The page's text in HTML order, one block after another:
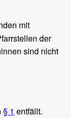
mit
der
sind nicht
§ 1 entfällt.